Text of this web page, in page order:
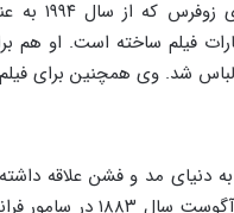
ماری
وی همچنین برای فیلم اگر می‌توانی مرا
دنیای مد و فشن علاقه داشته
بونور(کوکو) در